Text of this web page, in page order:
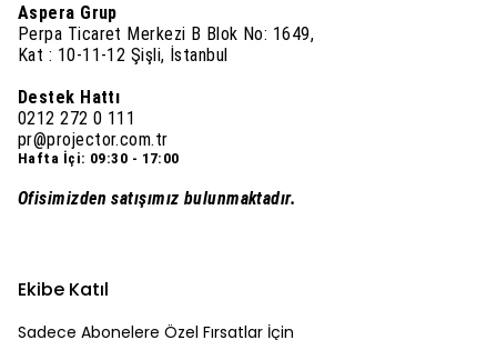
Aspera Grup
Perpa Ticaret Merkezi B Blok No: 1649,
Kat : 10-11-12 Şişli, İstanbul
Destek Hattı
0212 272 0 111
pr@projector.com.tr
Hafta İçi: 09:30 - 17:00
Ofisimizden satışımız bulunmaktadır.
Ekibe Katıl
Sadece Abonelere Özel Fırsatlar İçin